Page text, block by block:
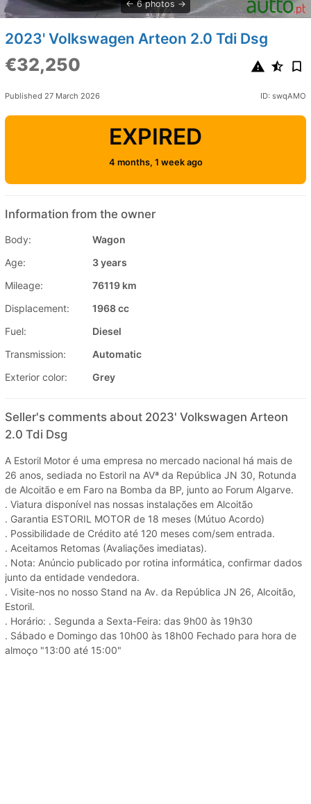
6 photos
2023' Volkswagen Arteon 2.0 Tdi Dsg
€32,250
Published 27 March 2026 ID: swqAMO
EXPIRED
4 months, 1 week ago
Information from the owner
Body:
Wagon
Age:
3 years
Mileage:
76119 km
Displacement:
1968 cc
Fuel:
Diesel
Transmission:
Automatic
Exterior color:
Grey
Seller's comments about 2023' Volkswagen Arteon
2.0 Tdi Dsg
A Estoril Motor é uma empresa no mercado nacional há mais de
26 anos, sediada no Estoril na AVª da República JN 30, Rotunda
de Alcoitão e em Faro na Bomba da BP, junto ao Forum Algarve.
. Viatura disponível nas nossas instalações em Alcoitão
. Garantia ESTORIL MOTOR de 18 meses (Mútuo Acordo)
. Possibilidade de Crédito até 120 meses com/sem entrada.
. Aceitamos Retomas (Avaliações imediatas).
. Nota: Anúncio publicado por rotina informática, confirmar dados
junto da entidade vendedora.
. Visite-nos no nosso Stand na Av. da República JN 26, Alcoitão,
Estoril.
. Horário: . Segunda a Sexta-Feira: das 9h00 às 19h30
. Sábado e Domingo das 10h00 às 18h00 Fechado para hora de
almoço "13:00 até 15:00"